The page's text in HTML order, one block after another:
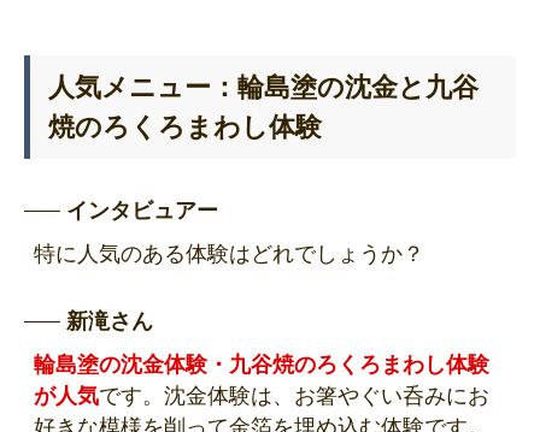
人気メニュー：輪島塗の沈金と九谷
焼のろくろまわし体験
インタビュアー
特に人気のある体験はどれでしょうか？
新滝さん
輪島塗の沈金体験・九谷焼のろくろまわし体験
が人気です。沈金体験は、お箸やぐい呑みにお